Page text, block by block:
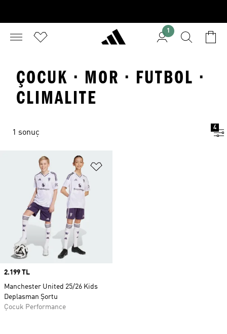
1
ÇOCUK · MOR · FUTBOL ·
CLIMALITE
1 sonuç
4
Price
2.199 TL
Manchester United 25/26 Kids
Deplasman Şortu
Çocuk Performance